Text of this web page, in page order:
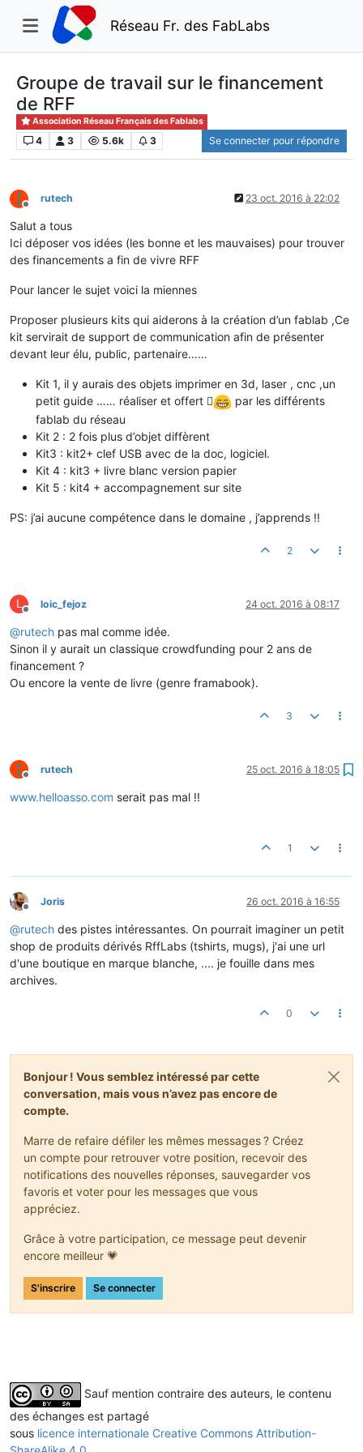
Réseau Fr. des FabLabs
Groupe de travail sur le financement
de RFF
Association Réseau Français des Fablabs
4 3 5.6k 3 Se connecter pour répondre
Hors-ligne
rutech 23 oct. 2016 à 22:02
Salut a tous
Ici déposer vos idées (les bonne et les mauvaises) pour trouver
des financements a fin de vivre RFF
Pour lancer le sujet voici la miennes
Proposer plusieurs kits qui aiderons à la création d’un fablab ,Ce
kit servirait de support de communication afin de présenter
devant leur élu, public, partenaire……
Kit 1, il y aurais des objets imprimer en 3d, laser , cnc ,un
petit guide …… réaliser et offert 
par les différents
fablab du réseau
Kit 2 : 2 fois plus d’objet diffèrent
Kit3 : kit2+ clef USB avec de la doc, logiciel.
Kit 4 : kit3 + livre blanc version papier
Kit 5 : kit4 + accompagnement sur site
PS: j’ai aucune compétence dans le domaine , j’apprends !!
2
L
Hors-ligne
loic_fejoz 24 oct. 2016 à 08:17
@rutech pas mal comme idée.
Sinon il y aurait un classique crowdfunding pour 2 ans de
financement ?
Ou encore la vente de livre (genre framabook).
3
Hors-ligne
rutech 25 oct. 2016 à 18:05
www.helloasso.com serait pas mal !!
1
Hors-ligne
Joris 26 oct. 2016 à 16:55
@rutech des pistes intéressantes. On pourrait imaginer un petit
shop de produits dérivés RffLabs (tshirts, mugs), j'ai une url
d'une boutique en marque blanche, .... je fouille dans mes
archives.
0
Bonjour ! Vous semblez intéressé par cette
conversation, mais vous n’avez pas encore de
compte.
Marre de refaire défiler les mêmes messages ? Créez
un compte pour retrouver votre position, recevoir des
notifications des nouvelles réponses, sauvegarder vos
favoris et voter pour les messages que vous
appréciez.
Grâce à votre participation, ce message peut devenir
encore meilleur 💗
S'inscrire Se connecter
Sauf mention contraire des auteurs, le contenu
des échanges est partagé
sous licence internationale Creative Commons Attribution-